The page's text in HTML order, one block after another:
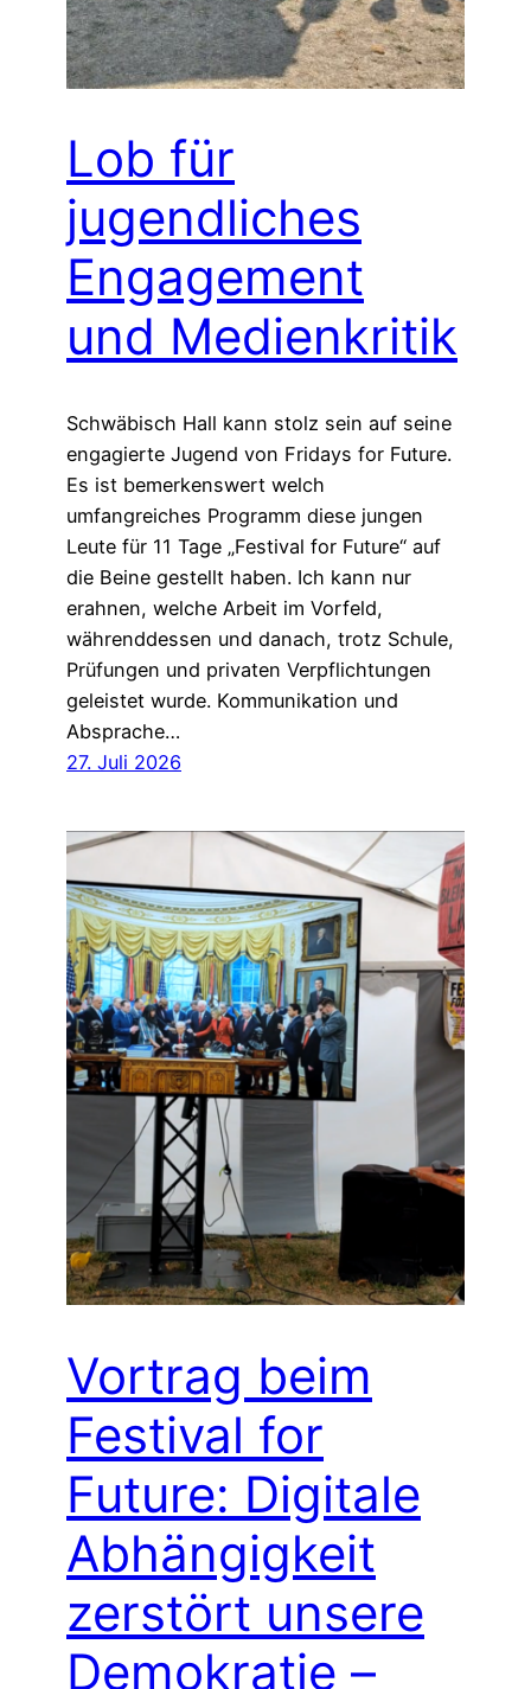
Lob für
jugendliches
Engagement
und Medienkritik
Schwäbisch Hall kann stolz sein auf seine
engagierte Jugend von Fridays for Future.
Es ist bemerkenswert welch
umfangreiches Programm diese jungen
Leute für 11 Tage „Festival for Future“ auf
die Beine gestellt haben. Ich kann nur
erahnen, welche Arbeit im Vorfeld,
währenddessen und danach, trotz Schule,
Prüfungen und privaten Verpflichtungen
geleistet wurde. Kommunikation und
Absprache…
27. Juli 2026
Vortrag beim
Festival for
Future: Digitale
Abhängigkeit
zerstört unsere
Demokratie –